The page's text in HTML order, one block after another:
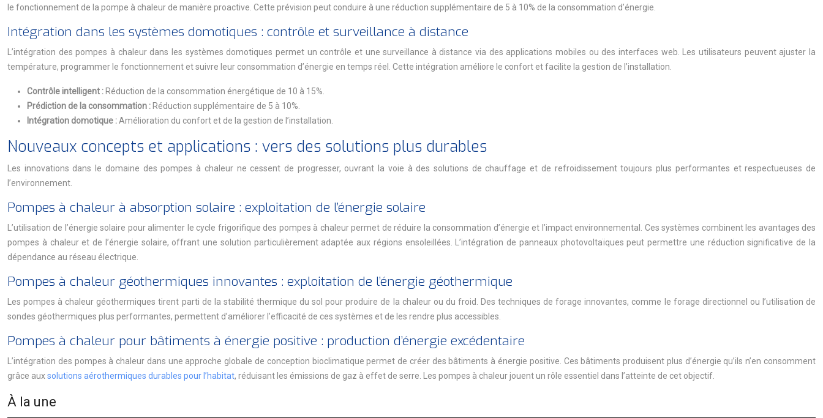
le fonctionnement de la pompe à chaleur de manière proactive. Cette prévision peut conduire à une réduction supplémentaire de 5 à 10% de la consommation d’énergie.
Intégration dans les systèmes domotiques : contrôle et surveillance à distance
L’intégration des pompes à chaleur dans les systèmes domotiques permet un contrôle et une surveillance à distance via des applications mobiles ou des interfaces web. Les utilisateurs peuvent ajuster la
température, programmer le fonctionnement et suivre leur consommation d’énergie en temps réel. Cette intégration améliore le confort et facilite la gestion de l’installation.
Contrôle intelligent : Réduction de la consommation énergétique de 10 à 15%.
Prédiction de la consommation : Réduction supplémentaire de 5 à 10%.
Intégration domotique :Amélioration du confort et de la gestion de l’installation.
Nouveaux concepts et applications : vers des solutions plus durables
Les innovations dans le domaine des pompes à chaleur ne cessent de progresser, ouvrant la voie à des solutions de chauffage et de refroidissement toujours plus performantes et respectueuses de
l’environnement.
Pompes à chaleur à absorption solaire : exploitation de l’énergie solaire
L’utilisation de l’énergie solaire pour alimenter le cycle frigorifique des pompes à chaleur permet de réduire la consommation d’énergie et l’impact environnemental. Ces systèmes combinent les avantages des
pompes à chaleur et de l’énergie solaire, offrant une solution particulièrement adaptée aux régions ensoleillées. L’intégration de panneaux photovoltaïques peut permettre une réduction significative de la
dépendance au réseau électrique.
Pompes à chaleur géothermiques innovantes : exploitation de l’énergie géothermique
Les pompes à chaleur géothermiques tirent parti de la stabilité thermique du sol pour produire de la chaleur ou du froid. Des techniques de forage innovantes, comme le forage directionnel ou l’utilisation de
sondes géothermiques plus performantes, permettent d’améliorer l’efficacité de ces systèmes et de les rendre plus accessibles.
Pompes à chaleur pour bâtiments à énergie positive : production d’énergie excédentaire
L’intégration des pompes à chaleur dans une approche globale de conception bioclimatique permet de créer des bâtiments à énergie positive. Ces bâtiments produisent plus d’énergie qu’ils n’en consomment
grâce auxsolutions aérothermiques durables pour l’habitat, réduisant les émissions de gaz à effet de serre. Les pompes à chaleur jouent un rôle essentiel dans l’atteinte de cet objectif.
À la une